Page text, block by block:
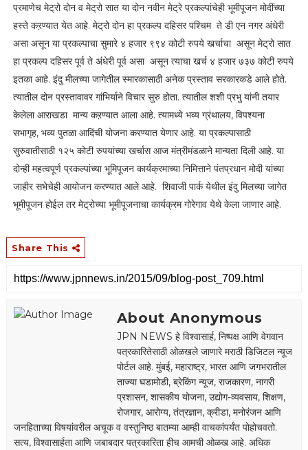
प्रमाणेच मेट्रो दोन व मेट्रो सात या दोन नवीन मेट्रे प्रकल्पांचेही भूमीपूजन मोदींच्या
हस्ते कऱण्यात येत आहे. मेट्रो दोन हा प्रकल्प दहिसर पश्चिम ते डी एन नगर अंधेरी
असा असून या प्रकल्पाचा सुमारे ४ हजार ९९४ कोटी रुपये खर्चाचा असून मेट्रो सात
हा प्रकल्प दहिसर पूर्व ते अंधेरी पूर्व असा असून त्याचा खर्च ४ हजार ७३७ कोटी रुपये
इतका आहे. इंदु मीलच्या जागेतील स्मारकासाठी अनेक प्रस्ताव सरकारकडे आले होते.
त्यातील दोन प्रस्तावावर गांभिर्याने विचार सुरु होता. त्यातील शशी प्रभु यांनी तयार
केलेला आराखडा मान्य कऱण्यात आला आहे. त्यामध्ये भव्य ग्रंथालय, विपश्यना
सभागृह, भव्य पुतळा आदिंची योजना करण्यात येणार आहे. या प्रकल्पासाठी
सुरुवातीसाठी १२५ कोटी रुपयांच्या खर्चास आज मंत्रीमंडळाने मान्यता दिली आहे. या
दोन्ही महत्वपूर्ण प्रकल्पांच्या भूमिपूजन कार्यक्रमाच्या निमित्ताने पंतप्रधान मोदी यांच्या
जाहीर सभेचेही आयोजन करण्यात आले आहे. शिवाजी पार्क येथील इंदु मिलच्या जागेत
भूमीपूजन होईल तर मेट्रोच्या भूमीपूजनाचा कार्यक्रम गोरेगाव येथे केला जाणार आहे.
Share This
About Anonymous
JPN NEWS हे विश्वासार्ह, निष्पक्ष आणि वेगवान
पत्रकारितेसाठी ओळखले जाणारे मराठी डिजिटल न्यूज
पोर्टल आहे. मुंबई, महाराष्ट्र, भारत आणि जगभरातील
ताज्या घडामोडी, ब्रेकिंग न्यूज, राजकारण, नागरी
प्रशासन, शासकीय योजना, उद्योग-व्यवसाय, शिक्षण,
रोजगार, आरोग्य, तंत्रज्ञान, क्रीडा, मनोरंजन आणि
जनहिताच्या विषयांवरील अचूक व वस्तुनिष्ठ बातम्या आम्ही वाचकांपर्यंत पोहोचवतो.
सत्य, विश्वासार्हता आणि जबाबदार पत्रकारिता हीच आमची ओळख आहे. अधिक